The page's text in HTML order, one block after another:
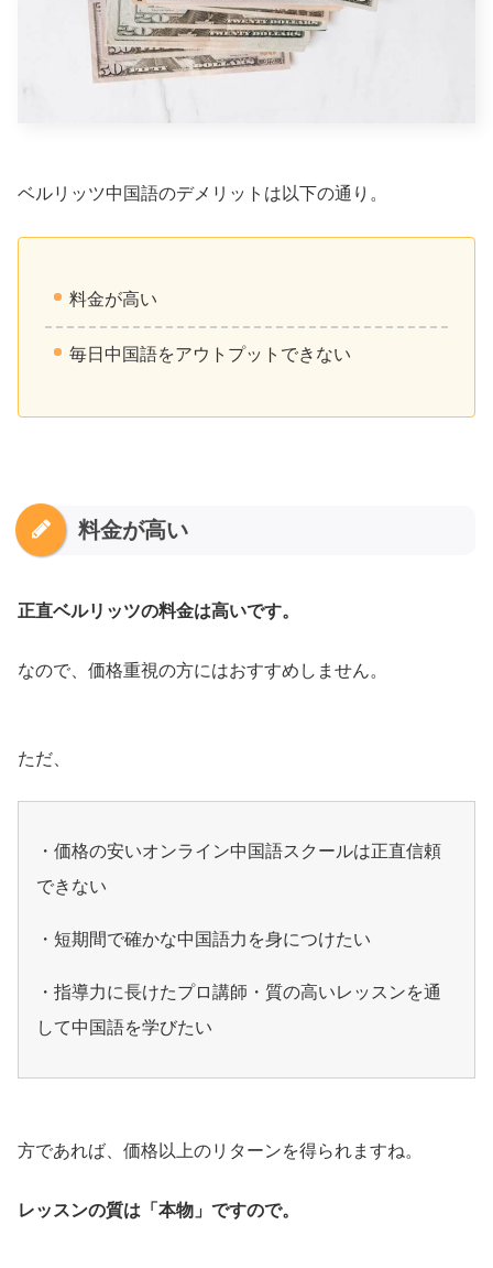
ベルリッツ中国語のデメリットは以下の通り。
料金が高い
毎日中国語をアウトプットできない
料金が高い
正直ベルリッツの料金は高いです。
なので、価格重視の方にはおすすめしません。
ただ、
・価格の安いオンライン中国語スクールは正直信頼
できない
・短期間で確かな中国語力を身につけたい
・指導力に長けたプロ講師・質の高いレッスンを通
して中国語を学びたい
方であれば、価格以上のリターンを得られますね。
レッスンの質は「本物」ですので。